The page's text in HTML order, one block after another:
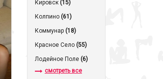
Кировск (15)
Колпино (61)
Коммунар (18)
Красное Село (55)
Лодейное Поле (6)
смотреть все